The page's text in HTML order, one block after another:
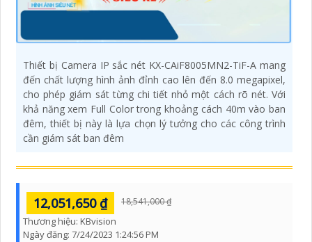
Thiết bị Camera IP sắc nét KX-CAiF8005MN2-TiF-A mang
đến chất lượng hình ảnh đỉnh cao lên đến 8.0 megapixel,
cho phép giám sát từng chi tiết nhỏ một cách rõ nét. Với
khả năng xem Full Color trong khoảng cách 40m vào ban
đêm, thiết bị này là lựa chọn lý tưởng cho các công trình
cần giám sát ban đêm
12,051,650 ₫ 18,541,000 ₫
Thương hiệu: KBvision
Ngày đăng: 7/24/2023 1:24:56 PM